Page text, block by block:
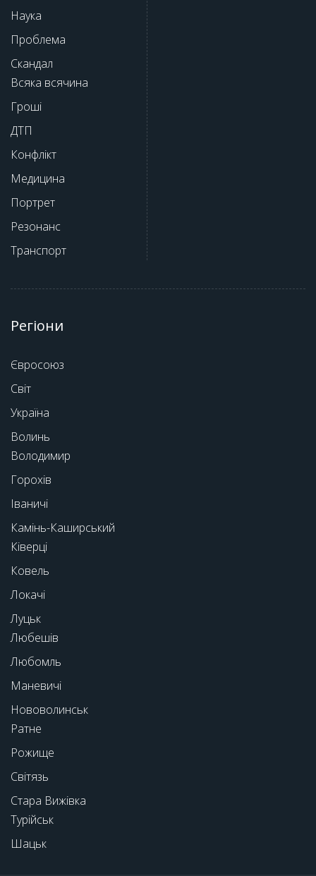
Наука
Проблема
Скандал
Всяка всячина
Гроші
ДТП
Конфлікт
Медицина
Портрет
Резонанс
Транспорт
Регіони
Євросоюз
Світ
Україна
Волинь
Володимир
Горохів
Іваничі
Камінь-Каширський
Ківерці
Ковель
Локачі
Луцьк
Любешів
Любомль
Маневичі
Нововолинськ
Ратне
Рожище
Світязь
Стара Вижівка
Турійськ
Шацьк